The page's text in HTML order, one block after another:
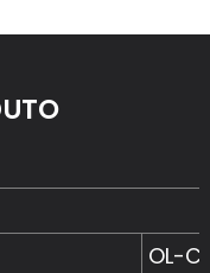
OL-